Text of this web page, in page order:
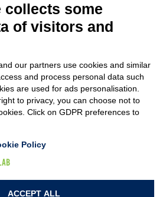
collects some
of visitors and
our partners use cookies and similar
and process personal data such
are used for ads personalisation.
to privacy, you can choose not to
Click on GDPR preferences to
Policy
ACCEPT ALL